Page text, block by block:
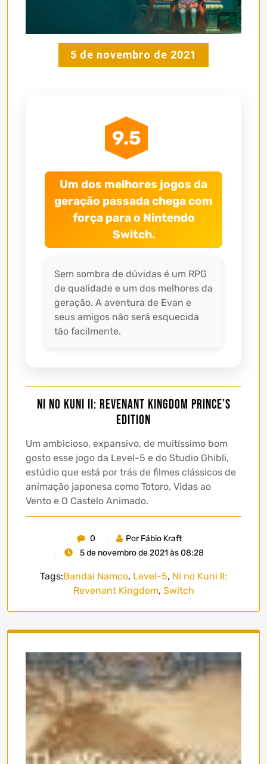
5 de novembro de 2021
9.5
Um dos melhores jogos da
geração passada chega com
força para o Nintendo
Switch.
Sem sombra de dúvidas é um RPG
de qualidade e um dos melhores da
geração. A aventura de Evan e
seus amigos não será esquecida
tão facilmente.
Ni no Kuni II: Revenant Kingdom PRINCE’S
EDITION
Um ambicioso, expansivo, de muitíssimo bom
gosto esse jogo da Level-5 e do Studio Ghibli,
estúdio que está por trás de filmes clássicos de
animação japonesa como Totoro, Vidas ao
Vento e O Castelo Animado.
0
Por Fábio Kraft
5 de novembro de 2021 às 08:28
Tags:Bandai Namco, Level-5, Ni no Kuni II:
Revenant Kingdom, Switch